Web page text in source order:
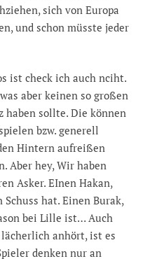
sich von Europa
und schon müsste jeder
ist check ich auch nciht.
aber keinen so großen
haben sollte. Die können
bzw. generell
Hintern aufreißen
Aber hey, Wir haben
Asker. EInen Hakan,
hat. Einen Burak,
bei Lille ist… Auch
anhört, ist es
denken nur an